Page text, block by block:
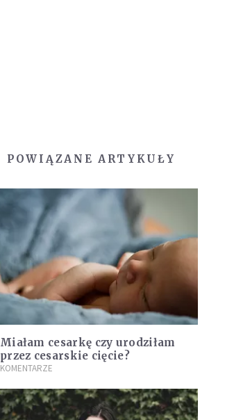
POWIĄZANE ARTYKUŁY
Miałam cesarkę czy urodziłam
przez cesarskie cięcie?
KOMENTARZE